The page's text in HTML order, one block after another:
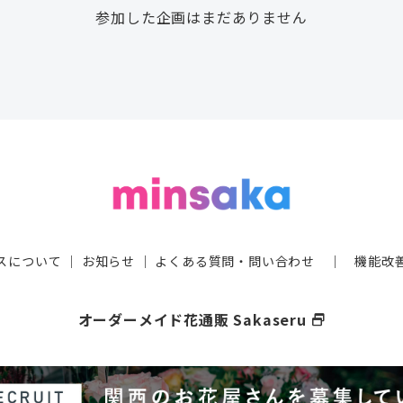
参加した企画はまだありません
について ｜ お知らせ ｜ よくある質問・問い合わせ ｜機能改
オーダーメイド花通販 Sakaseru select_window